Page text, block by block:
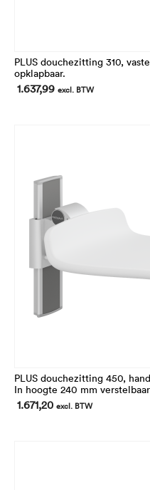
PLUS douchezitting 310,
opklapbaar.
1.637,99 excl. BTW
PLUS douchezitting 450,
In hoogte 240 mm verstelbaar
1.671,20 excl. BTW